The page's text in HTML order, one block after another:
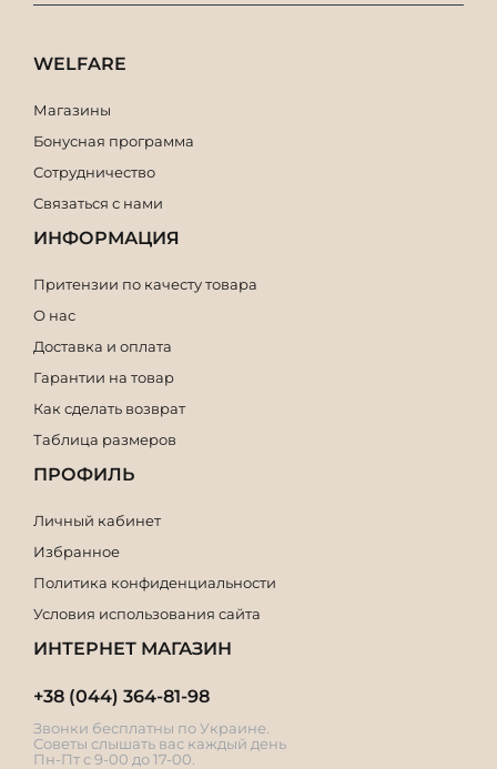
WELFARE
Магазины
Бонусная программа
Сотрудничество
Связаться с нами
ИНФОРМАЦИЯ
Притензии по качесту товара
О нас
Доставка и оплата
Гарантии на товар
Как сделать возврат
Таблица размеров
ПРОФИЛЬ
Личный кабинет
Избранное
Политика конфиденциальности
Условия использования сайта
ИНТЕРНЕТ МАГАЗИН
+38 (044) 364-81-98
Звонки бесплатны по Украине.
Советы слышать вас каждый день
Пн-Пт с 9-00 до 17-00.